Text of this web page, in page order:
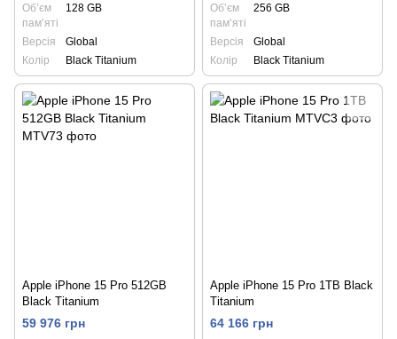
Обʼєм
памʼяті
128 GB
Версія
Global
Колір
Black Titanium
Обʼєм
памʼяті
256 GB
Версія
Global
Колір
Black Titanium
Apple iPhone 15 Pro 512GB
Black Titanium
59 976 грн
Apple iPhone 15 Pro 1TB Black
Titanium
64 166 грн